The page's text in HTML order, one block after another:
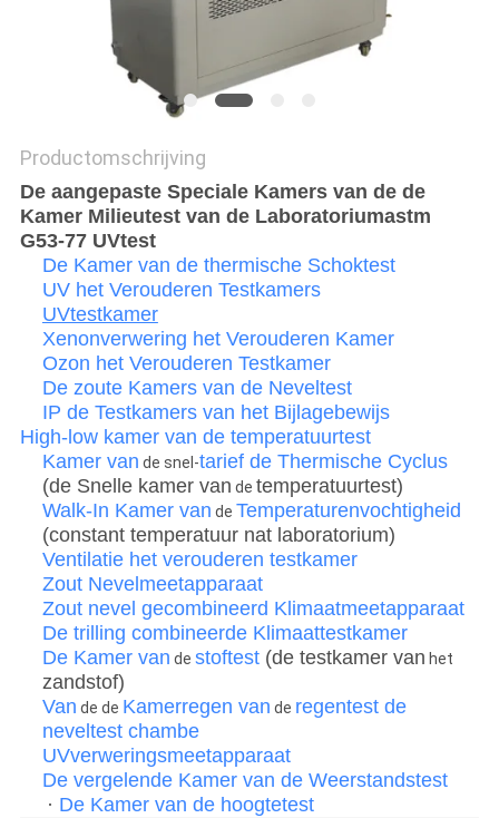
Productomschrijving
De aangepaste Speciale Kamers van de de
Kamer Milieutest van de Laboratoriumastm
G53-77 UVtest
De Kamer van de thermische Schoktest
UV het Verouderen Testkamers
UVtestkamer
Xenonverwering het Verouderen Kamer
Ozon het Verouderen Testkamer
De zoute Kamers van de Neveltest
IP de Testkamers van het Bijlagebewijs
High-low kamer van de temperatuurtest
Kamer van de snel-tarief de Thermische Cyclus
(de Snelle kamer van de temperatuurtest)
Walk-In Kamer van de Temperaturenvochtigheid
(constant temperatuur nat laboratorium)
Ventilatie het verouderen testkamer
Zout Nevelmeetapparaat
Zout nevel gecombineerd Klimaatmeetapparaat
De trilling combineerde Klimaattestkamer
De Kamer van de stoftest(de testkamer van het
zandstof)
Van de de Kamerregen van de regentest de
neveltest chambe
UVverweringsmeetapparaat
De vergelende Kamer van de Weerstandstest
· De Kamer van de hoogtetest